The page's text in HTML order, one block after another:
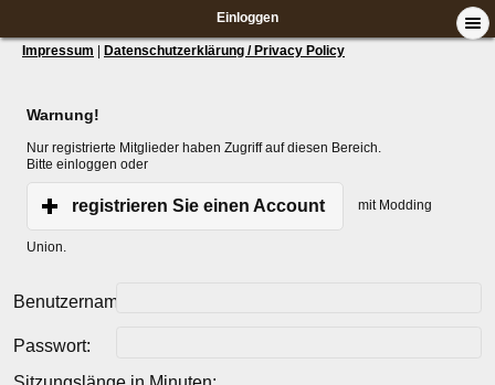
Einloggen
Impressum Datenschutzerklärung / Privacy Policy
Warnung!
Nur registrierte Mitglieder haben Zugriff auf diesen Bereich.
Bitte einloggen oder
registrieren Sie einen Account mit Modding
Union.
Benutzername:
Passwort: